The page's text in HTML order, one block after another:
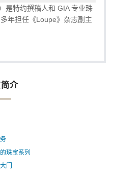
是特约撰稿人和 GIA 专业珠
年担任《Loupe》杂志副主
介
珠宝系列
门